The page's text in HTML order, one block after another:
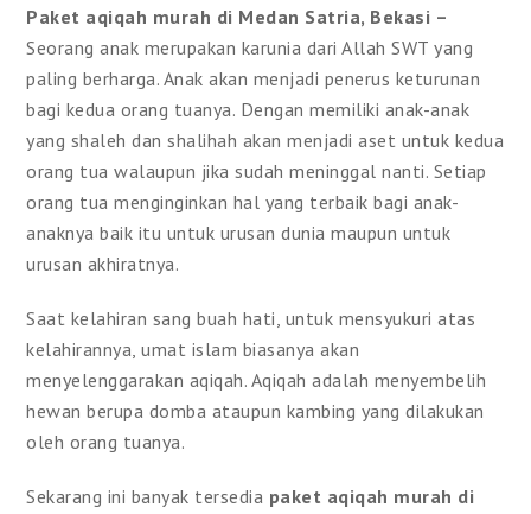
Paket aqiqah murah di Medan Satria, Bekasi –
Seorang anak merupakan karunia dari Allah SWT yang
paling berharga. Anak akan menjadi penerus keturunan
bagi kedua orang tuanya. Dengan memiliki anak-anak
yang shaleh dan shalihah akan menjadi aset untuk kedua
orang tua walaupun jika sudah meninggal nanti. Setiap
orang tua menginginkan hal yang terbaik bagi anak-
anaknya baik itu untuk urusan dunia maupun untuk
urusan akhiratnya.
Saat kelahiran sang buah hati, untuk mensyukuri atas
kelahirannya, umat islam biasanya akan
menyelenggarakan aqiqah. Aqiqah adalah menyembelih
hewan berupa domba ataupun kambing yang dilakukan
oleh orang tuanya.
Sekarang ini banyak tersedia paket aqiqah murah di